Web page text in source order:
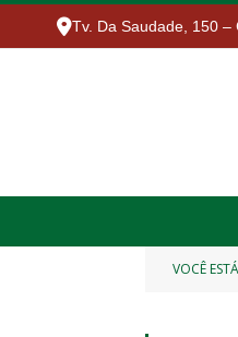
Tv. Da Saudade, 150 –
VOCÊ